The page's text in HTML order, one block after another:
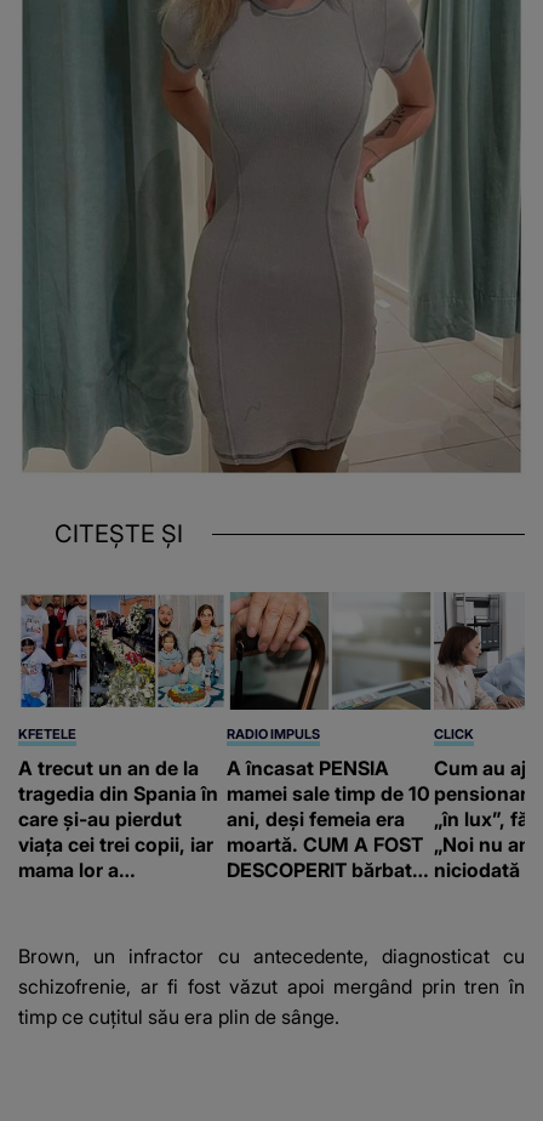
CITEȘTE ȘI
KFETELE
A trecut un an de la
tragedia din Spania în
care și-au pierdut
viața cei trei copii, iar
mama lor a…
RADIO IMPULS
A încasat PENSIA
mamei sale timp de 10
ani, deși femeia era
moartă. CUM A FOST
DESCOPERIT bărbatul
banii obținuți? SUMA
E COLOSALĂ
CLICK
Cum au
pensionari
„în lux”,
„Noi nu
niciodată
Brown, un infractor cu antecedente, diagnosticat cu
schizofrenie, ar fi fost văzut apoi mergând prin tren în
timp ce cuțitul său era plin de sânge.